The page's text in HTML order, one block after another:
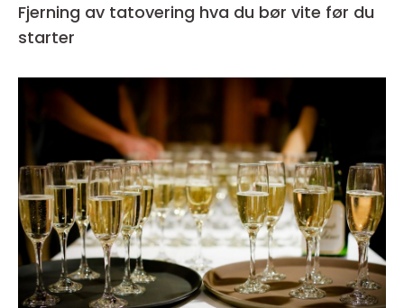
Fjerning av tatovering hva du bør vite før du
starter